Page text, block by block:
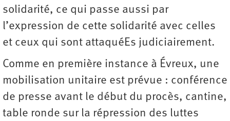
solidarité, ce qui passe aussi par
l’expression de cette solidarité avec celles
et ceux qui sont attaquéEs judiciairement.
Comme en première instance à Évreux, une
mobilisation unitaire est prévue : conférence
de presse avant le début du procès, cantine,
table ronde sur la répression des luttes